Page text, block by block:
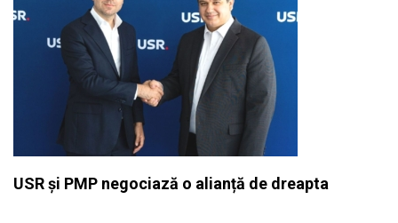
USR și PMP negociază o alianță de dreapta